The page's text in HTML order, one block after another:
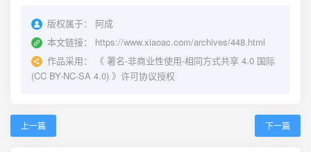
版权属于：
阿成
本文链接：
https://www.xiaoac.com/archives/448.html
作品采用：
《 署名-非商业性使用-相同方式共享 4.0 国际
(CC BY-NC-SA 4.0) 》许可协议授权
上一篇 下一篇